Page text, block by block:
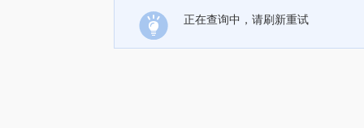
正在查询中，请刷新重试